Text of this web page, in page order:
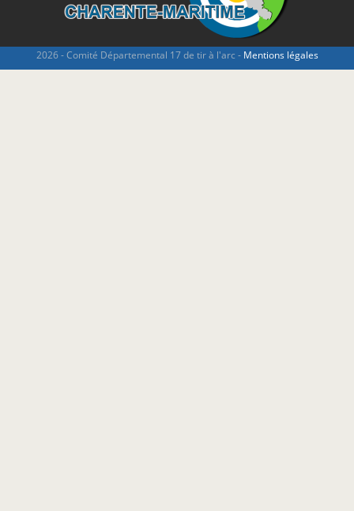
2026 - Comité Départemental 17 de tir à l'arc - Mentions légales